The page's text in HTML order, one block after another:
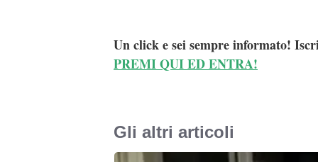
Un click e sei sempre informato!
PREMI QUI ED ENTRA!
Gli altri articoli